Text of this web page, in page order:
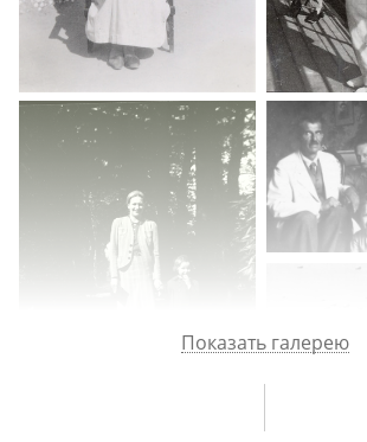
Показать галерею